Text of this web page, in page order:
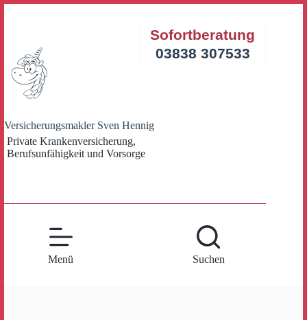
Versicherungsmakler Sven Hennig
Private Krankenversicherung,
Berufsunfähigkeit und Vorsorge
Sofortberatung
03838 307533
Menü Suchen